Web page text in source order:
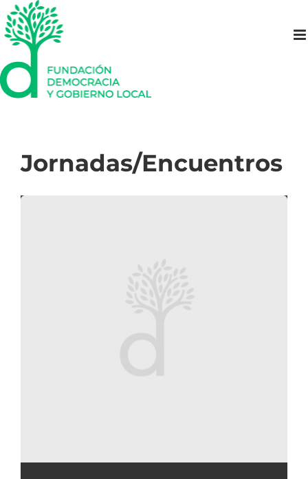
Saltar
al
contenido
Jornadas/Encuentros